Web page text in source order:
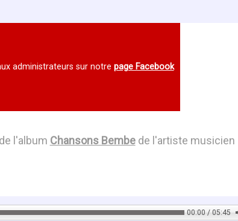
administrateurs sur notre page Facebook
l'album Chansons Bembede l'artiste musicien
00:00 / 05:45